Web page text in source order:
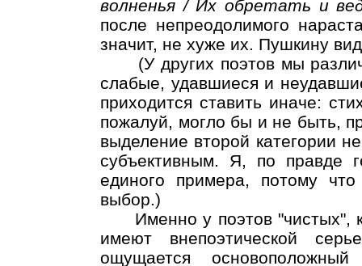
волненья / Их обретать и
после непреодолимого
значит, не хуже их. Пушкину
(У других поэтов мы
слабые, удавшиеся и
приходится ставить иначе:
пожалуй, могло бы и не быть,
выделение второй категории
субъективным. Я, по правде
единого примера, потому
выбор.)
Именно у поэтов "чистых",
имеют внепоэтической
ощущается